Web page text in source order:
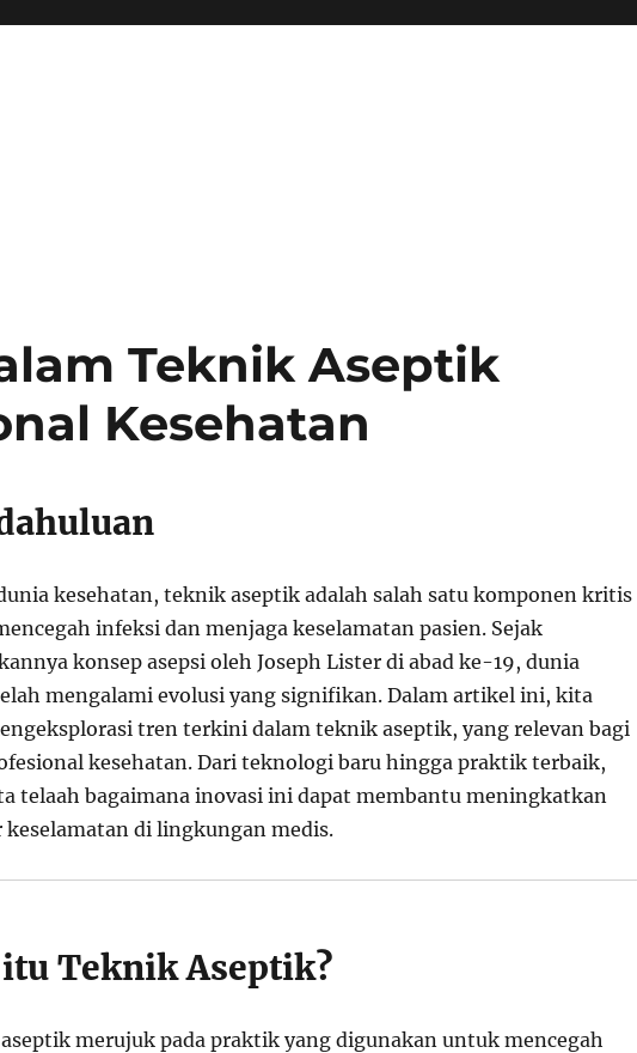
Teknik Aseptik
Kesehatan
kesehatan, teknik aseptik adalah salah satu komponen kritis
infeksi dan menjaga keselamatan pasien. Sejak
konsep asepsi oleh Joseph Lister di abad ke-19, dunia
mengalami evolusi yang signifikan. Dalam artikel ini, kita
tren terkini dalam teknik aseptik, yang relevan bagi
kesehatan. Dari teknologi baru hingga praktik terbaik,
telaah bagaimana inovasi ini dapat membantu meningkatkan
keselamatan di lingkungan medis.
Teknik Aseptik?
merujuk pada praktik yang digunakan untuk mencegah